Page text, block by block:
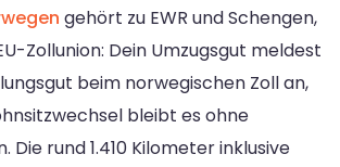
gehört zu EWR und Schengen,
Zollunion: Dein Umzugsgut meldest
beim norwegischen Zoll an,
bleibt es ohne
Die rund 1.410 Kilometer inklusive